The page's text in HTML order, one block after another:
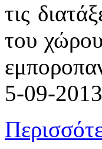
τις
του
5-09-